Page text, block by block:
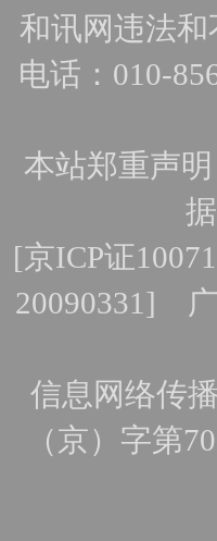
和讯网违法
电话：010-
本站郑重声
[京ICP证
20090331] 广
信息网络传
（京）字第